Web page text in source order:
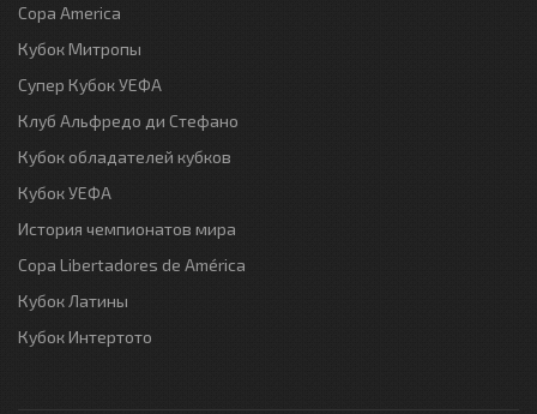
Copa America
Кубок Митропы
Супер Кубок УЕФА
Клуб Альфредо ди Стефано
Кубок обладателей кубков
Кубок УЕФА
История чемпионатов мира
Copa Libertadores de América
Кубок Латины
Кубок Интертото